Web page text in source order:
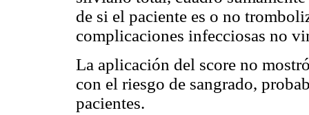
de si el paciente es o no
complicaciones infecciosas no
La aplicación del score no
con el riesgo de sangrado,
pacientes.